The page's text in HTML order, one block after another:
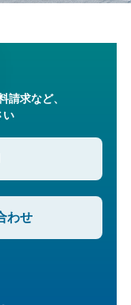
請求など、
い
わせ